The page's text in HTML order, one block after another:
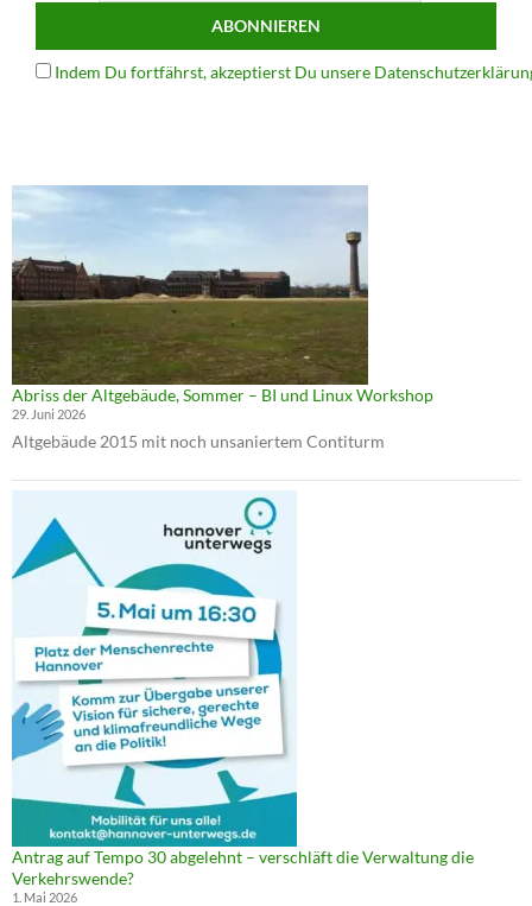
Indem Du fortfährst, akzeptierst Du unsere
Abriss der Altgebäude, Sommer – BI und Linux Workshop
29. Juni 2026
Altgebäude 2015 mit noch unsaniertem Contiturm
Antrag auf Tempo 30 abgelehnt – verschläft die Verwaltung die
Verkehrswende?
1. Mai 2026